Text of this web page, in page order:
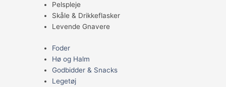
Pelspleje
Skåle & Drikkeflasker
Levende Gnavere
Foder
Hø og Halm
Godbidder & Snacks
Legetøj